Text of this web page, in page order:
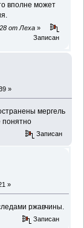
вполне может
от Леха »
Записан
»
мергель
понятно
Записан
»
ржавчины.
Записан